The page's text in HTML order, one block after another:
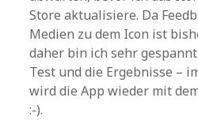
Store aktualisiere. Da
Medien zu dem Icon ist
daher bin ich sehr
Test und die Ergebnisse –
wird die App wieder mit
:-).